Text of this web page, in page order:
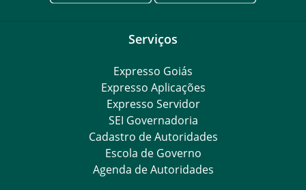
Serviços
Expresso Goiás
Expresso Aplicações
Expresso Servidor
SEI Governadoria
Cadastro de Autoridades
Escola de Governo
Agenda de Autoridades